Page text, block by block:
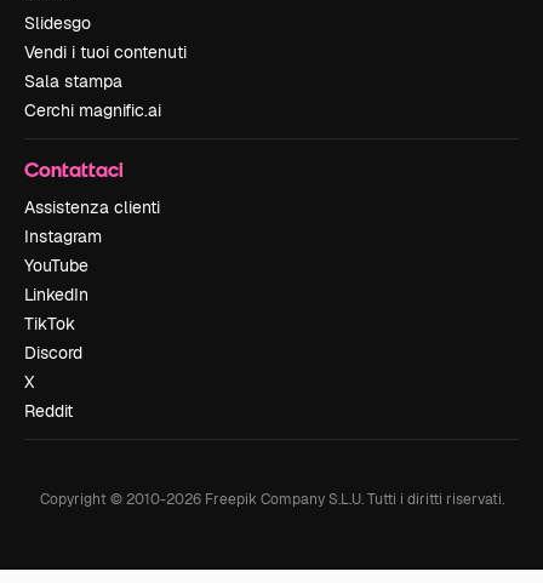
Slidesgo
Vendi i tuoi contenuti
Sala stampa
Cerchi magnific.ai
Contattaci
Assistenza clienti
Instagram
YouTube
LinkedIn
TikTok
Discord
X
Reddit
Copyright © 2010-2026Freepik Company S.L.U. Tutti i diritti riservati.